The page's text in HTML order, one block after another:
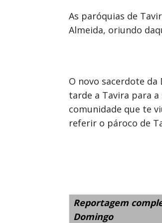
As paróquias de
Almeida, oriundo
O novo sacerdote
tarde a Tavira para
comunidade que te
referir o pároco de
Reportagem
Domingo